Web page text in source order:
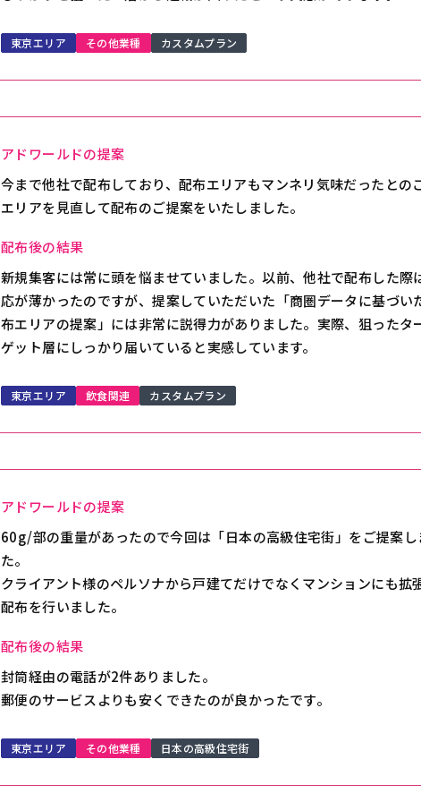
東京エリア その他業種 カスタムプラン
アドワールドの提案
今まで他社で配布しており、配布エリアもマンネリ気味だったとの
エリアを見直して配布のご提案をいたしました。
配布後の結果
新規集客には常に頭を悩ませていました。以前、他社で配布した際
応が薄かったのですが、提案していただいた「商圏データに基づい
布エリアの提案」には非常に説得力がありました。実際、狙ったタ
ゲット層にしっかり届いていると実感しています。
東京エリア 飲食関連 カスタムプラン
アドワールドの提案
60g/部の重量があったので今回は「日本の高級住宅街」をご提案し
た。
クライアント様のペルソナから戸建てだけでなくマンションにも拡
配布を行いました。
配布後の結果
封筒経由の電話が2件ありました。
郵便のサービスよりも安くできたのが良かったです。
東京エリア その他業種 日本の高級住宅街